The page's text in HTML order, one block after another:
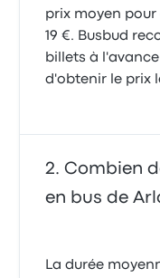
prix moyen
19 €. Busbud
billets à
d'obtenir le prix
Combien
en bus de
La durée